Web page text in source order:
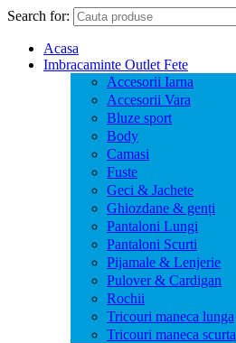
Search for:
Acasa
Imbracaminte Outlet Fete
Accesorii Iarna
Accesorii Vara
Bluze sport
Body
Camasi
Fuste
Geci & Jachete
Ghiozdane & genți
Pantaloni Lungi
Pantaloni Scurti
Pijamale & Lenjerie
Pulover & Cardigan
Rochii
Tricouri maneca lunga
Tricouri maneca scurta